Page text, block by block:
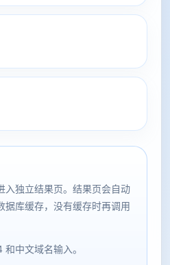
入独立结果页。结果页会自动
据库缓存，没有缓存时再调用
中文域名输入。